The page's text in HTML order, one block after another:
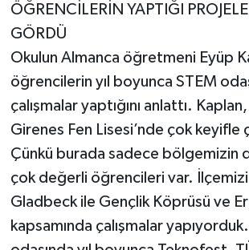
ÖĞRENCİLERİN YAPTIĞI
GÖRDÜ
Okulun Almanca öğretmeni Eyüp
öğrencilerin yıl boyunca STEM
çalışmalar yaptığını anlattı.
Girenes Fen Lisesi’nde çok keyifle
Çünkü burada sadece bölgemizin
çok değerli öğrencileri var.
Gladbeck ile Gençlik Köprüsü ve
kapsamında çalışmalar